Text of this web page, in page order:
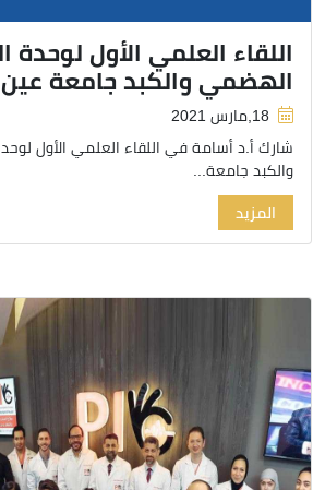
اللقاء العلمي الأول لوحدة
الهضمي والكبد جامعة
18,مارس 2021
شارك أ.د أسامة في اللقاء العلمي الأول
والكبد جامعة...
المزيد